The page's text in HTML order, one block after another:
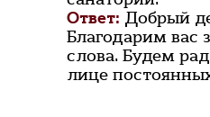
Ответ: Добрый
Благодарим вас
слова. Будем
лице